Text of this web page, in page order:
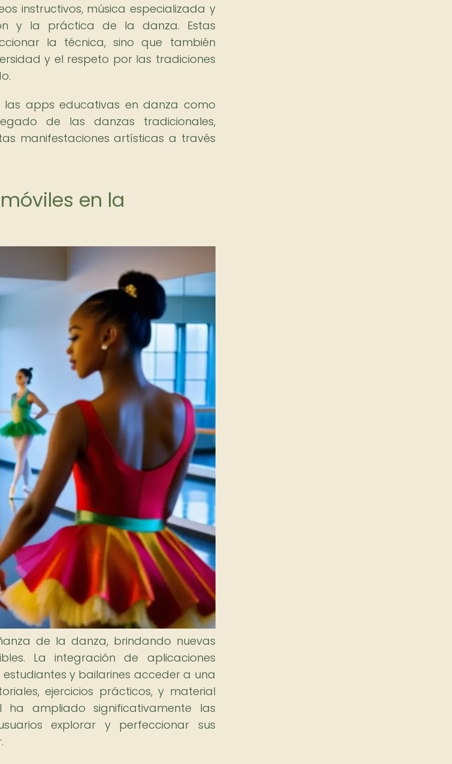
instructivos, música especializada y
y la práctica de la danza. Estas
la técnica, sino que también
y el respeto por las tradiciones
las apps educativas en danza como
de las danzas tradicionales,
manifestaciones artísticas a través
en la
de la danza, brindando nuevas
La integración de aplicaciones
y bailarines acceder a una
ejercicios prácticos, y material
ampliado significativamente las
explorar y perfeccionar sus